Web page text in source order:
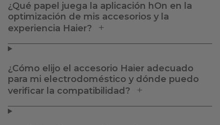
¿Qué papel juega la aplicación hOn en la
optimización de mis accesorios y la
experiencia Haier?
¿Cómo elijo el accesorio Haier adecuado
para mi electrodoméstico y dónde puedo
verificar la compatibilidad?